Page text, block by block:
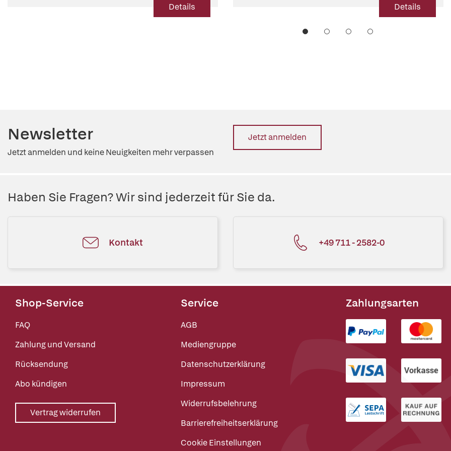
Details Details
Newsletter
Jetzt anmelden und keine Neuigkeiten mehr verpassen
Jetzt anmelden
Haben Sie Fragen? Wir sind jederzeit für Sie da.
Kontakt +49 711 - 2582-0
Shop-Service
FAQ
Zahlung und Versand
Rücksendung
Abo kündigen
Vertrag widerrufen
Service
AGB
Mediengruppe
Datenschutzerklärung
Impressum
Widerrufsbelehrung
Barrierefreiheitserklärung
Cookie Einstellungen
Zahlungsarten